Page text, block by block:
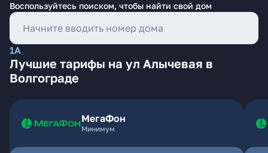
Воспользуйтесь поиском, чтобы найти свой дом
1А
Лучшие тарифы на ул Алычевая в
Волгограде
МегаФон
Минимум